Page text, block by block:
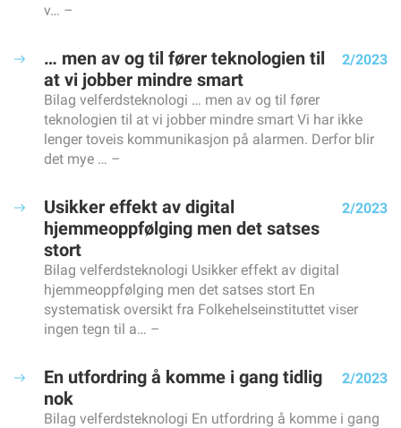
v…
… men av og til fører teknologien til
at vi jobber mindre smart
2/2023
Bilag velferdsteknologi … men av og til fører
teknologien til at vi jobber mindre smart Vi har ikke
lenger toveis kommunikasjon på alarmen. Derfor blir
det mye …
Usikker effekt av digital
hjemmeoppfølging men det satses
stort
2/2023
Bilag velferdsteknologi Usikker effekt av digital
hjemmeoppfølging men det satses stort En
systematisk oversikt fra Folkehelseinstituttet viser
ingen tegn til a…
En utfordring å komme i gang tidlig
nok
2/2023
Bilag velferdsteknologi En utfordring å komme i gang